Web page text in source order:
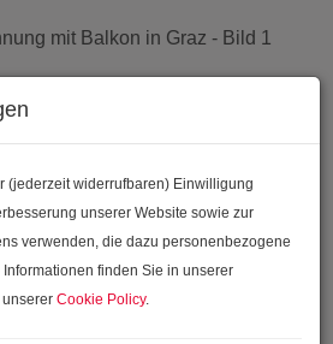
(jederzeit widerrufbaren) Einwilligung
unserer Website sowie zur
verwenden, die dazu personenbezogene
finden Sie in unserer
Cookie Policy.